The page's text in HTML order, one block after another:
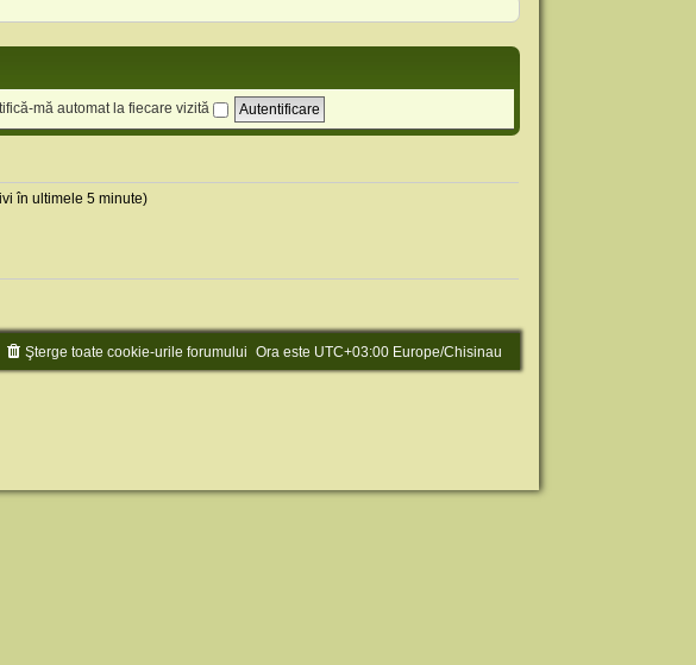
mă automat la fiecare vizită
în ultimele 5 minute)
Ora este UTC+03:00 Europe/Chisinau
Şterge toate cookie-urile forumului